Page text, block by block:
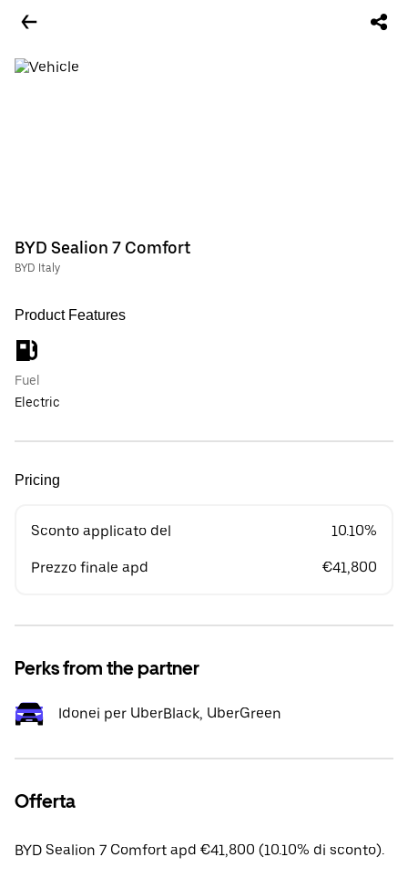
BYD Sealion 7 Comfort
BYD Italy
Product Features
Fuel
Electric
Pricing
Sconto applicato del 10.10%
Prezzo finale apd €41,800
Perks from the partner
Idonei per UberBlack, UberGreen
Offerta
BYD Sealion 7 Comfort apd €41,800 (10.10% di sconto).